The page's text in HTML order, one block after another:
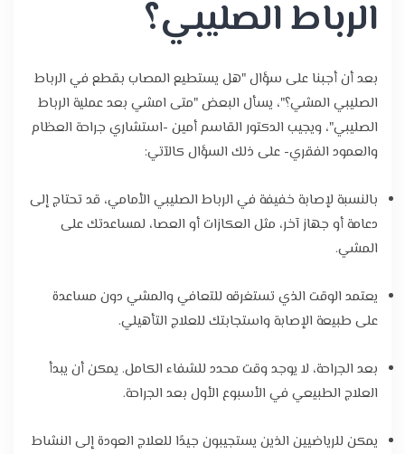
الرباط الصليبي؟
بعد أن أجبنا على سؤال "هل يستطيع المصاب بقطع في الرباط
الصليبي المشي؟"، يسأل البعض "متى امشي بعد عملية الرباط
الصليبي"، ويجيب الدكتور القاسم أمين -استشاري جراحة العظام
والعمود الفقري- على ذلك السؤال كالآتي:
بالنسبة لإصابة خفيفة في الرباط الصليبي الأمامي، قد تحتاج إلى
دعامة أو جهاز آخر، مثل العكازات أو العصا، لمساعدتك على
المشي.
يعتمد الوقت الذي تستغرقه للتعافي والمشي دون مساعدة
على طبيعة الإصابة واستجابتك للعلاج التأهيلي.
بعد الجراحة، لا يوجد وقت محدد للشفاء الكامل. يمكن أن يبدأ
العلاج الطبيعي في الأسبوع الأول بعد الجراحة.
يمكن للرياضيين الذين يستجيبون جيدًا للعلاج العودة إلى النشاط